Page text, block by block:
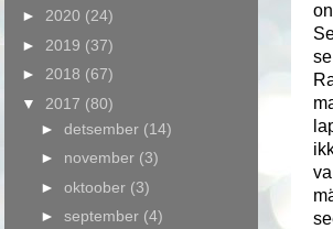
► 2020 (24)
► 2019 (37)
► 2018 (67)
▼ 2017 (80)
► detsember (14)
► november (3)
► oktoober (3)
► september (4)